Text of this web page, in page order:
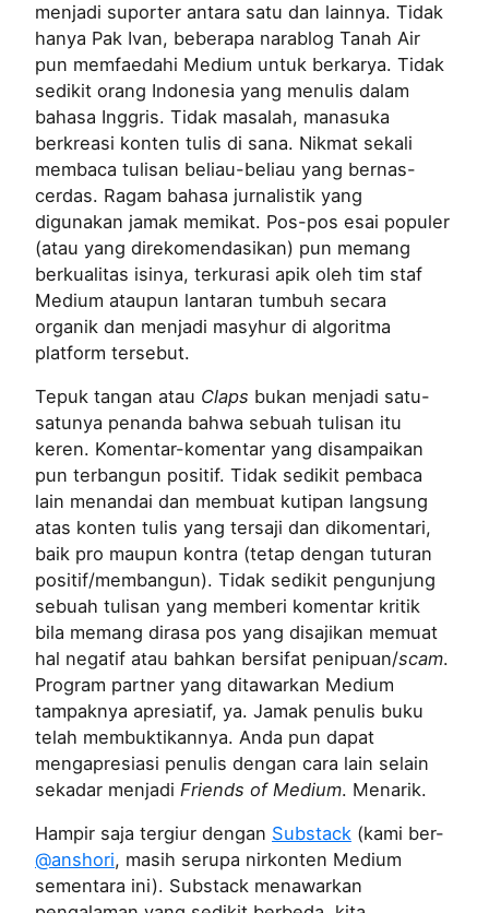
menjadi suporter antara satu dan lainnya. Tidak
hanya Pak Ivan, beberapa narablog Tanah Air
pun memfaedahi Medium untuk berkarya. Tidak
sedikit orang Indonesia yang menulis dalam
bahasa Inggris. Tidak masalah, manasuka
berkreasi konten tulis di sana. Nikmat sekali
membaca tulisan beliau-beliau yang bernas-
cerdas. Ragam bahasa jurnalistik yang
digunakan jamak memikat. Pos-pos esai populer
(atau yang direkomendasikan) pun memang
berkualitas isinya, terkurasi apik oleh tim staf
Medium ataupun lantaran tumbuh secara
organik dan menjadi masyhur di algoritma
platform tersebut.
Tepuk tangan atau Claps bukan menjadi satu-
satunya penanda bahwa sebuah tulisan itu
keren. Komentar-komentar yang disampaikan
pun terbangun positif. Tidak sedikit pembaca
lain menandai dan membuat kutipan langsung
atas konten tulis yang tersaji dan dikomentari,
baik pro maupun kontra (tetap dengan tuturan
positif/membangun). Tidak sedikit pengunjung
sebuah tulisan yang memberi komentar kritik
bila memang dirasa pos yang disajikan memuat
hal negatif atau bahkan bersifat penipuan/scam.
Program partner yang ditawarkan Medium
tampaknya apresiatif, ya. Jamak penulis buku
telah membuktikannya. Anda pun dapat
mengapresiasi penulis dengan cara lain selain
sekadar menjadi Friends of Medium. Menarik.
Hampir saja tergiur dengan Substack (kami ber-
@anshori, masih serupa nirkonten Medium
sementara ini). Substack menawarkan